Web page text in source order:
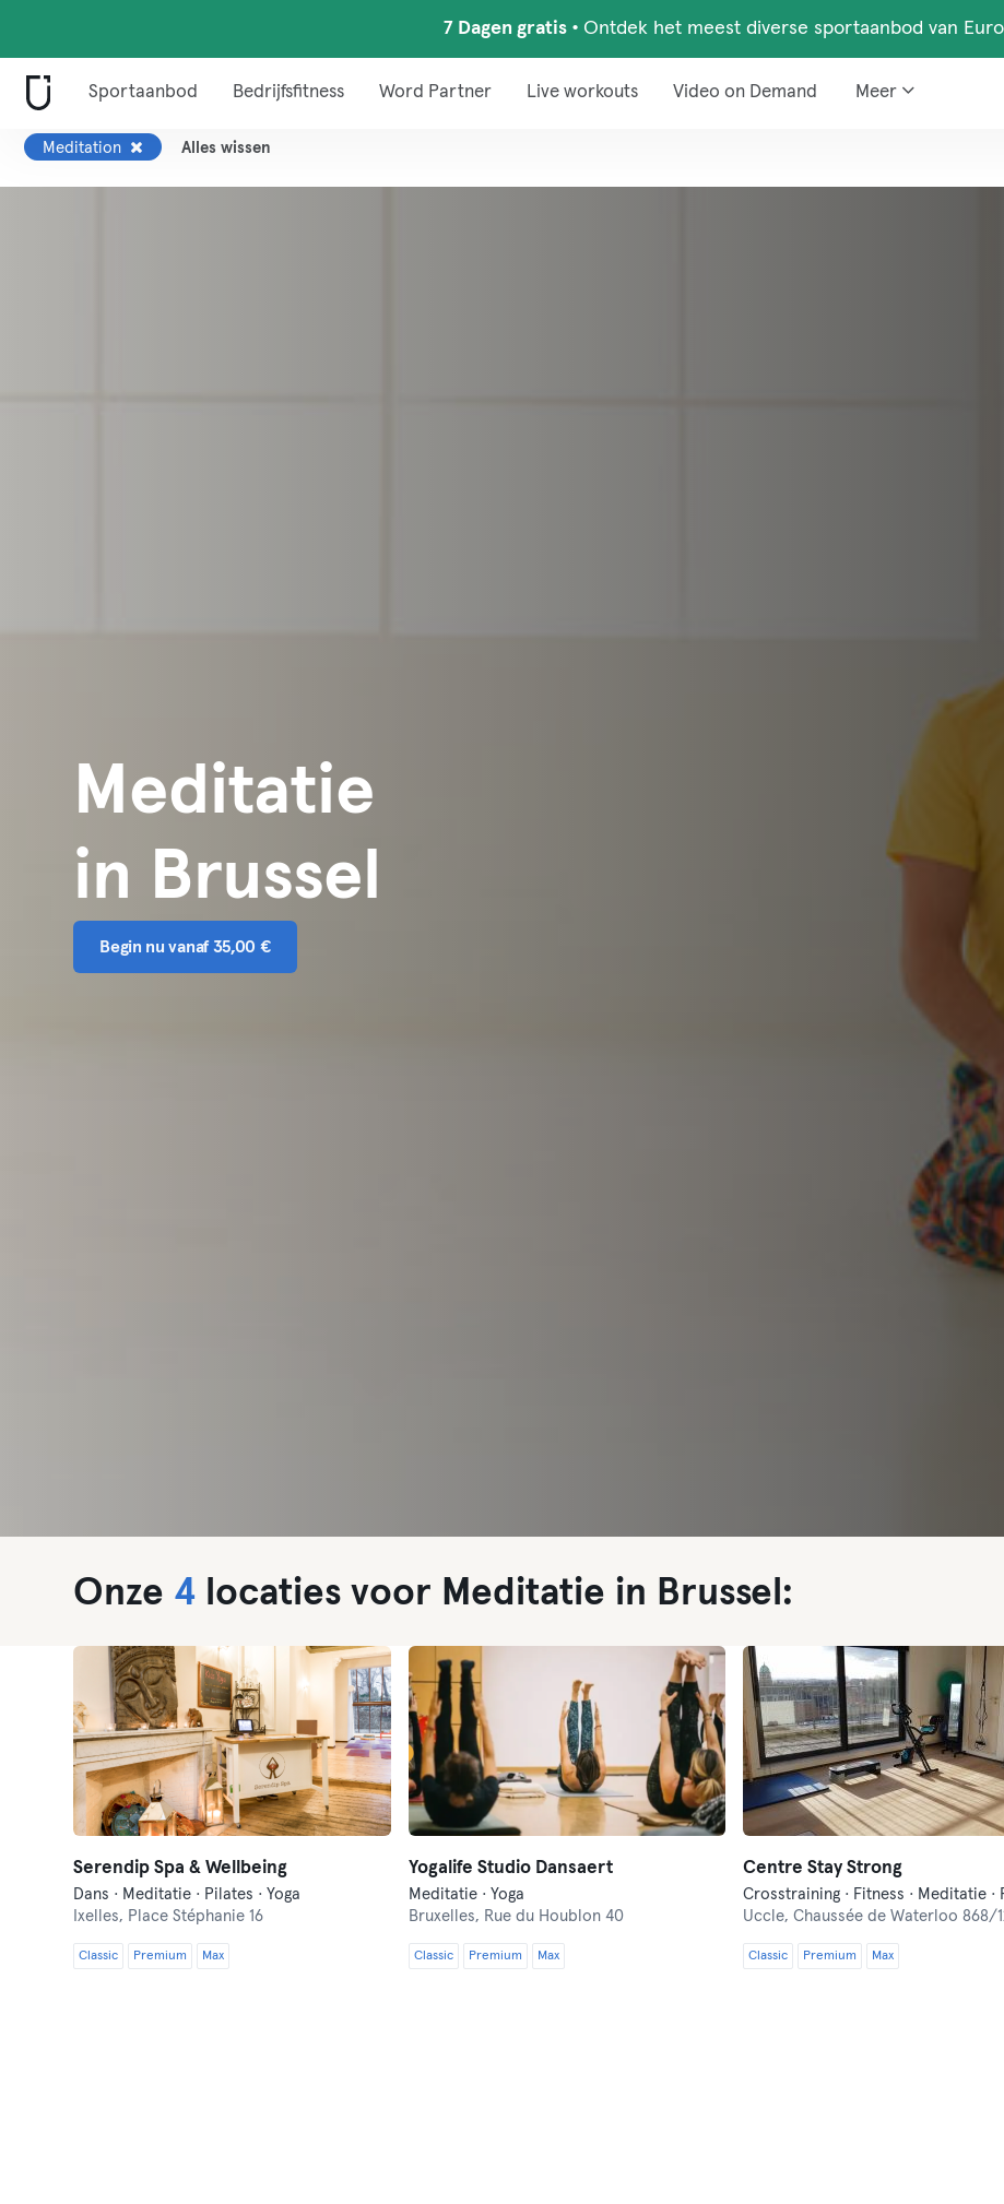
7 Dagen gratis • Ontdek het meest diverse sportaanbod van
Sportaanbod Bedrijfsfitness Word Partner Live workouts Video on Demand Meer
Meditation Alles wissen
Meditatie
in Brussel
Begin nu vanaf 35,00 €
Onze 4 locaties voor Meditatie in Brussel:
Serendip Spa & Wellbeing
Dans · Meditatie · Pilates · Yoga
Ixelles, Place Stéphanie 16
Classic Premium Max
Yogalife Studio Dansaert
Meditatie · Yoga
Bruxelles, Rue du Houblon 40
Classic Premium Max
Centre Stay Strong
Uccle, Chaussée de Waterloo 868/
Classic Premium Max